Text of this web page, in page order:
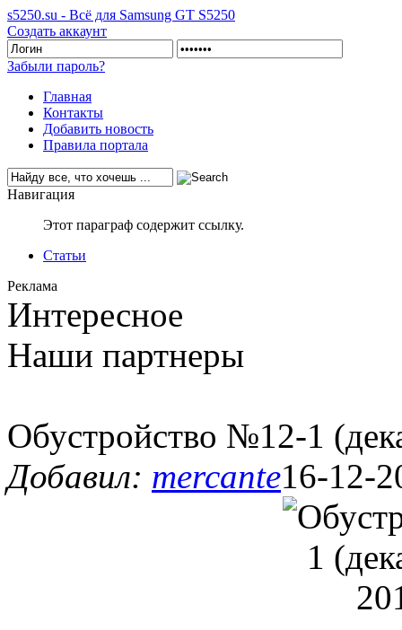
s5250.su - Всё для Samsung GT S5250
Создать аккаунт
Забыли пароль?
Главная
Контакты
Добавить новость
Правила портала
Навигация
Этот параграф содержит ссылку.
Статьи
Реклама
Интересное
Наши партнеры
Обустройство №12-1
Добавил: mercante16-12-